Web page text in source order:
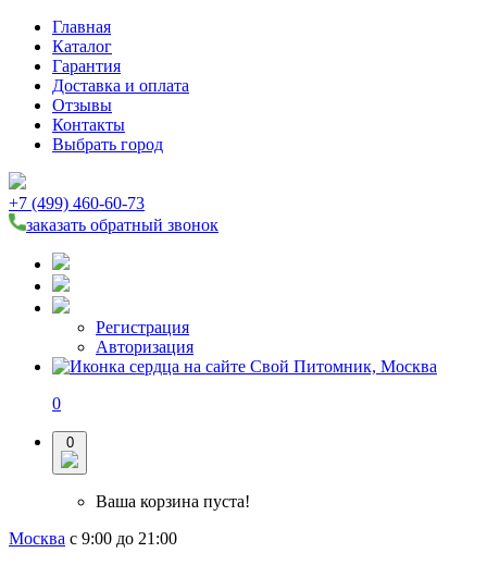
Главная
Каталог
Гарантия
Доставка и оплата
Отзывы
Контакты
Выбрать город
+7 (499) 460-60-73
заказать обратный звонок
Регистрация
Авторизация
0
0
Ваша корзина пуста!
Москва с 9:00 до 21:00